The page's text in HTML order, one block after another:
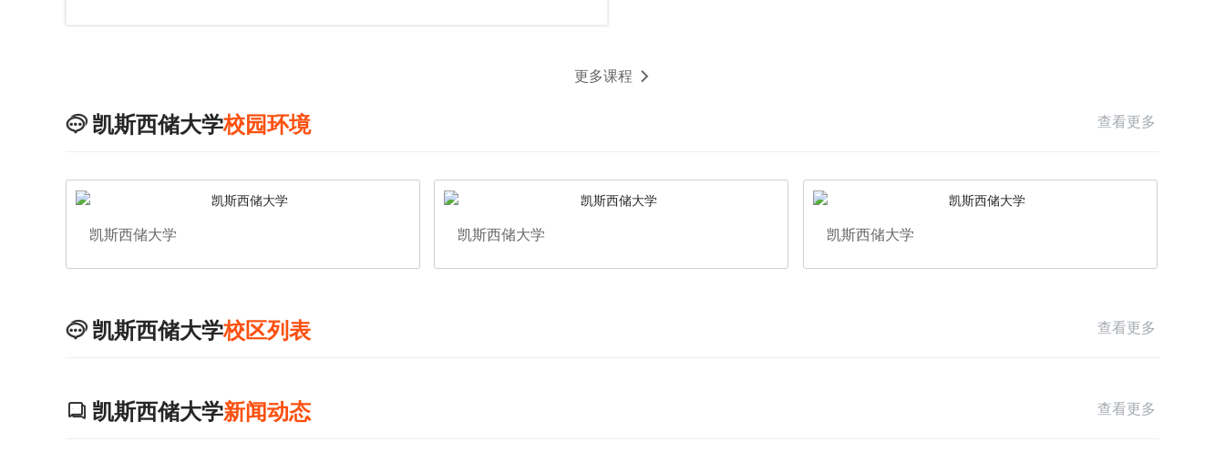
更多课程
 凯斯西储大学校园环境 查看更多
凯斯西储大学 凯斯西储大学 凯斯西储大学
 凯斯西储大学校区列表 查看更多
 凯斯西储大学新闻动态 查看更多